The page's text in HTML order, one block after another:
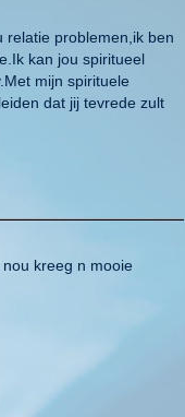
relatie problemen,ik ben
kan jou spiritueel
mijn spirituele
dat jij tevrede zult
kreeg n mooie